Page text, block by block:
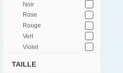
Noir
Rose
Rouge
Vert
Violet
TAILLE